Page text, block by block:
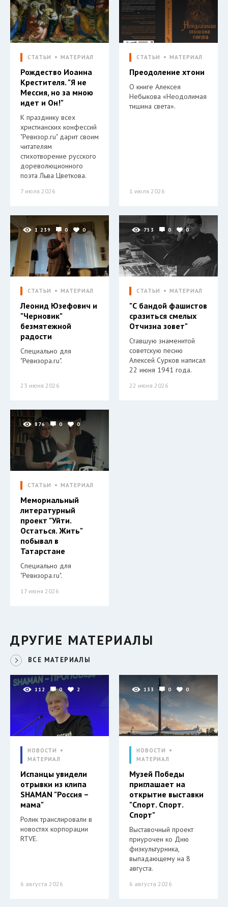
СТАТЬИ МАТЕРИАЛ
Рождество Иоанна
Крестителя. "Я не
Мессия, но за мною
идет и Он!"
К празднику всех
христианских конфессий
"Ревизор.ru" дарит своим
читателям
стихотворение русского
дореволюционного
поэта Льва Цветкова.
7 июля 2026
СТАТЬИ МАТЕРИАЛ
Преодоление хтони
О книге Алексея
Небыкова «Неодолимая
тишина света».
1 июля 2026
1 239 0 0
СТАТЬИ МАТЕРИАЛ
Леонид Юзефович и
"Черновик"
безмятежной
радости
Специально для
"Ревизора.ru".
23 июня 2026
753 0 0
СТАТЬИ МАТЕРИАЛ
"С бандой фашистов
сразиться смелых
Отчизна зовет"
Ставшую знаменитой
советскую песню
Алексей Сурков написал
22 июня 1941 года.
22 июня 2026
876 0 0
СТАТЬИ МАТЕРИАЛ
Мемориальный
литературный
проект "Уйти.
Остаться. Жить"
побывал в
Татарстане
Специально для
"Ревизора.ru".
17 июня 2026
ДРУГИЕ МАТЕРИАЛЫ
ВСЕ МАТЕРИАЛЫ
112 0 2
НОВОСТИ
МАТЕРИАЛ
Испанцы увидели
отрывки из клипа
SHAMAN "Россия –
мама"
Ролик транслировали в
новостях корпорации
RTVE.
6 августа 2026
133 0 0
НОВОСТИ
МАТЕРИАЛ
Музей Победы
приглашает на
открытие выставки
"Спорт. Спорт.
Спорт"
Выставочный проект
приурочен ко Дню
физкультурника,
выпадающему на 8
августа.
6 августа 2026